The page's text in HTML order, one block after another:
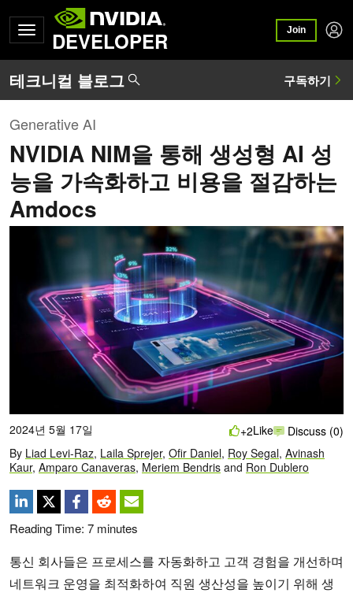
DEVELOPER Join
Generative AI
NVIDIA NIM을 통해 생성형 AI 성
능을 가속화하고 비용을 절감하는
Amdocs
2024년 5월 17일
By Liad Levi-Raz, Laila Sprejer, Ofir Daniel, Roy Segal, Avinash
Kaur, Amparo Canaveras, Meriem Bendris and Ron Dublero
+2Like Discuss (0)
Reading Time: 7 minutes
통신 회사들은 프로세스를 자동화하고 고객 경험을 개선하며
네트워크 운영을 최적화하여 직원 생산성을 높이기 위해 생